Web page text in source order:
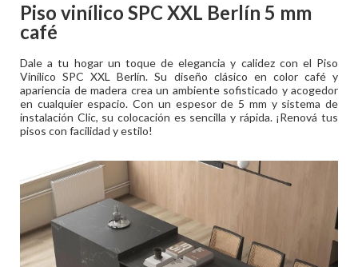
Piso vinílico SPC XXL Berlín 5 mm
café
Dale a tu hogar un toque de elegancia y calidez con el Piso
Vinílico SPC XXL Berlín. Su diseño clásico en color café y
apariencia de madera crea un ambiente sofisticado y acogedor
en cualquier espacio. Con un espesor de 5 mm y sistema de
instalación Clic, su colocación es sencilla y rápida. ¡Renová tus
pisos con facilidad y estilo!